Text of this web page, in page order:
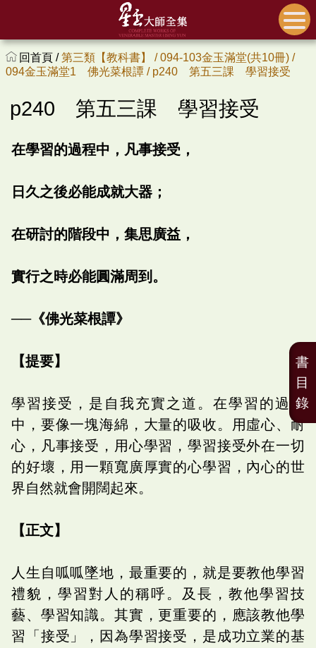
回首頁 /第三類【教科書】 /094-103金玉滿堂(共10冊) /
094金玉滿堂1 佛光菜根譚 / p240 第五三課 學習接受
p240 第五三課 學習接受
在學習的過程中，凡事接受，
日久之後必能成就大器；
在研討的階段中，集思廣益，
實行之時必能圓滿周到。
──《佛光菜根譚》
【提要】
學習接受，是自我充實之道。在學習的過程
中，要像一塊海綿，大量的吸收。用虛心、耐
心，凡事接受，用心學習，學習接受外在一切
的好壞，用一顆寬廣厚實的心學習，內心的世
界自然就會開闊起來。
【正文】
人生自呱呱墜地，最重要的，就是要教他學習
禮貌，學習對人的稱呼。及長，教他學習技
藝、學習知識。其實，更重要的，應該教他學
習「接受」，因為學習接受，是成功立業的基
書
目
錄